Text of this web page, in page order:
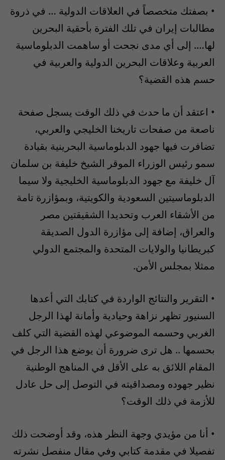
• بصفتك متخصصاً في العلاقات الدولية … في ذروة
مطالبات إيران في تلك الفترة بأحقية البحرين
لها…. إلى أي مدى نجحت أو ساهمت الدبلوماسية
العربية وعلاقات البحرين الدولية والعربية في
حسم هذه القضية؟
• اعتقد أن ما حدث في ذلك الوقت يسجل صفحة
ناصعة من صفحات تاريخنا الخليجي والعربي،
تضافرت فيها جهود الدبلوماسية البحرينية بقيادة
سمو رئيس الوزراء الموقر الشيخ خليفة بن سلمان
آل خليفة مع جهود الدبلوماسية الخليجية ولا سيما
الدبلوماسيتين السعودية والكويتية، وبمؤازرة تامة
من الأشقاء العرب وتحديدا الشقيقتين مصر
والعراق، إضافة إلى مؤازرة الدول الصديقة
كبريطانيا والولايات المتحدة والمجتمع الدولي
ممثلا بمجلس الأمن.
• التقرير والنتائج الواردة في كتابك التي أعدها
السنيور تظهر نزاهة وحيادية وأمانة لهذا الرجل
الغربي وحسمه الموضوعي لهذه القضية التي كلف
بحسمها .. هل ترى ضرورة أن يوضع هذا الرجل في
المقام اللائق به على الأقل في المناهج الوطنية
نظير جهوده ومصداقيته في التوصل إلى حل عادل
للأزمة في ذلك الوقت؟
• أنا من مؤيدي وجهة النظر هذه، وقد أوضحت ذلك
تفصيلا في مقدمة كتابي وفي مقال منفصل نشرته